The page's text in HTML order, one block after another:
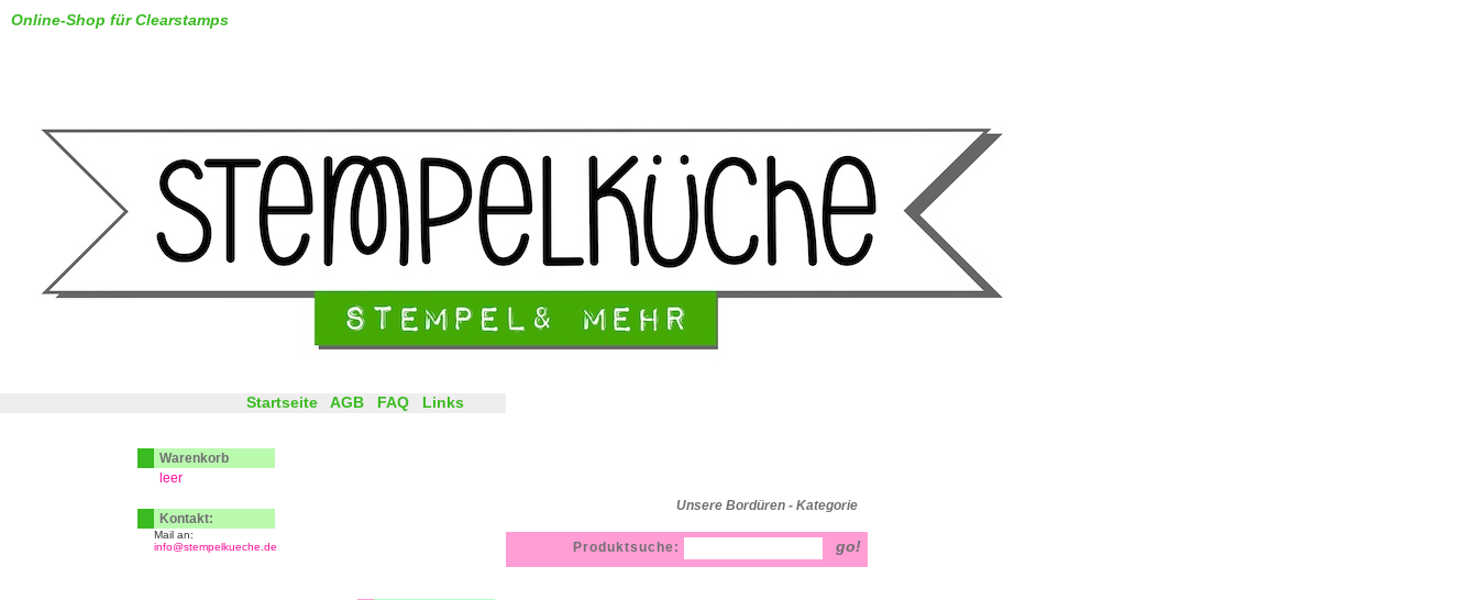
Unsere Bordüren - Kategorie
Online-Shop für Clearstamps
Startseite AGB FAQ Links
Produktsuche:
Warenkorb
leer
Kontakt:
Mail an:
info@stempelkueche.de